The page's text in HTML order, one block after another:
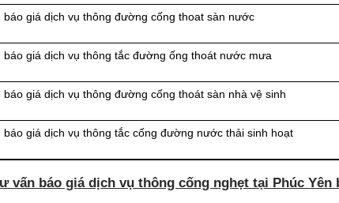
báo giá dịch vụ thông đường cống thoat sàn nước
báo giá dịch vụ thông tắc đường ống thoát nước mưa
báo giá dịch vụ thông đường cống thoát sàn nhà vệ sinh
báo giá dịch vụ thông tắc cống đường nước thải sinh hoạt
vấn báo giá dịch vụ thông cống nghẹt tại Phúc Yên